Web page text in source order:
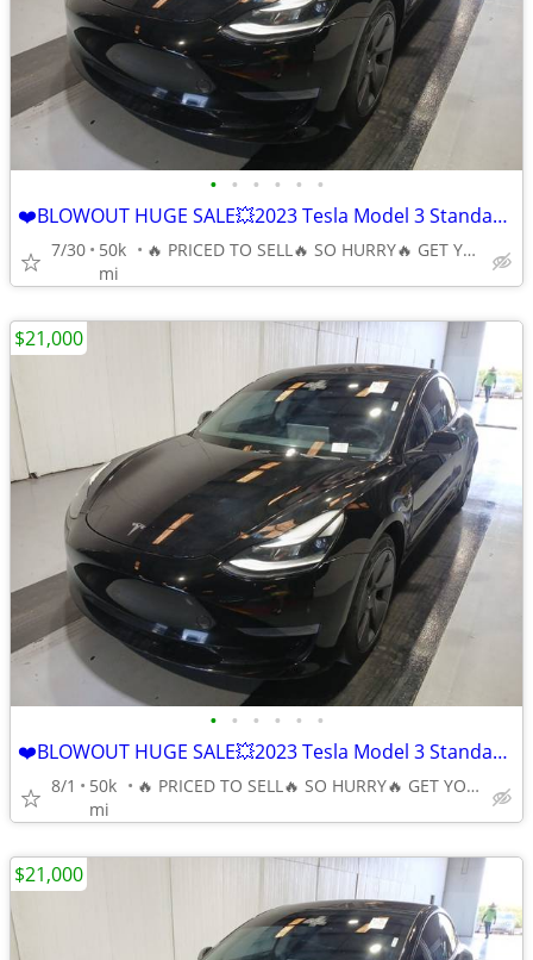
• • • • • •
❤️BLOWOUT HUGE SALE💥2023 Tesla Model 3 Standard Range Plus RWD 🔥
7/30
50k
mi
🔥 PRICED TO SELL🔥 SO HURRY🔥 GET YOUR BEST DEAL TODAY🔥
• • • • • •
❤️BLOWOUT HUGE SALE💥2023 Tesla Model 3 Standard Range Plus RWD 🔥
8/1
50k
mi
🔥 PRICED TO SELL🔥 SO HURRY🔥 GET YOUR BEST DEAL TODAY🔥
$21,000
$21,000